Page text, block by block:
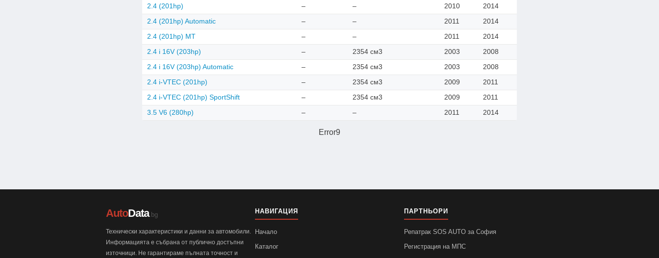
2.4 (201hp) – – 2010 2014
2.4 (201hp) Automatic – – 2011 2014
2.4 (201hp) MT – – 2011 2014
2.4 i 16V (203hp) – 2354 см3 2003 2008
2.4 i 16V (203hp) Automatic – 2354 см3 2003 2008
2.4 i-VTEC (201hp) – 2354 см3 2009 2011
2.4 i-VTEC (201hp) SportShift – 2354 см3 2009 2011
3.5 V6 (280hp) – – 2011 2014
Error9
AutoData.bg
Технически характеристики и данни за автомобили.
Информацията е събрана от публично достъпни
източници. Не гарантираме пълната точност и
НАВИГАЦИЯ
Начало
Каталог
ПАРТНЬОРИ
Репатрак SOS AUTO за София
Регистрация на МПС